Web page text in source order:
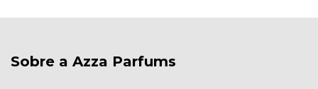
Sobre a Azza Parfums